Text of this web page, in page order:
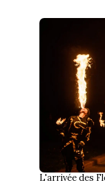
L'arrivée des